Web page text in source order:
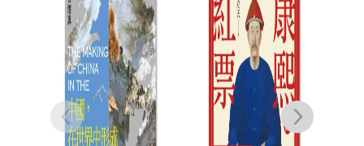
王豐
NT$490
NT$387